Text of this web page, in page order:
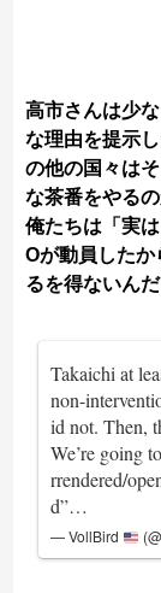
高市さんは少
な理由を提示
の他の国々は
な茶番をやるの
俺たちは「実
Oが動員した
るを得ないん
Takaichi at
non-
id not. Then,
We’re going
rrendered/
d”…
— VollBird